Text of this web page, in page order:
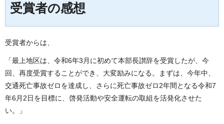
受賞者の感想
受賞者からは、
「最上地区は、令和6年3月に初めて本部長讃辞を受賞したが、今
回、再度受賞することができ、大変励みになる。まずは、今年中、
交通死亡事故ゼロを達成し、さらに死亡事故ゼロ2年間となる令和7
年6月2日を目標に、啓発活動や安全運転の取組を活発化させた
い。」